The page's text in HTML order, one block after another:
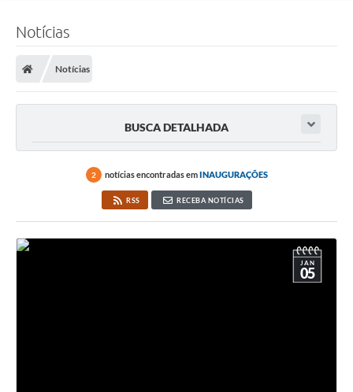
Secretarias
Editais
Transparência Pública
Notícias
Notícias
BUSCA DETALHADA
2 notícias encontradas emINAUGURAÇÕES
RSS RECEBA NOTÍCIAS
JAN
05